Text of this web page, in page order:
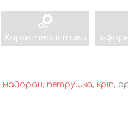
Характеристики
майоран, петрушка, кріп,